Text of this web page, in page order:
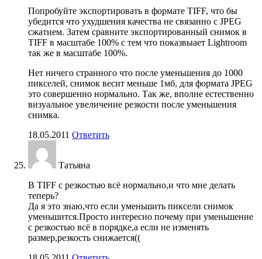
Попробуйте экспортировать в формате TIFF, что бы
убедится что ухудшения качества не связанно с JPEG
сжатием. Затем сравните экспортированный снимок в
TIFF в масштабе 100% с тем что показвыает Lightroom
так же в масштабе 100%.
Нет ничего странного что после уменьшения до 1000
пикселей, снимок весит меньше 1мб, для формата JPEG
это совершенно нормально. Так же, вполне естественно
визуальное увеличение резкости после уменьшения
снимка.
18.05.2011 Ответить
Татьяна
В TIFF с резкостью всё нормально,и что мне делать
теперь?
Да я это знаю,что если уменьшить пиксели снимок
уменьшится.Просто интересно почему при уменьшение
с резкостью всё в порядке,а если не изменять
размер,резкость снижается((